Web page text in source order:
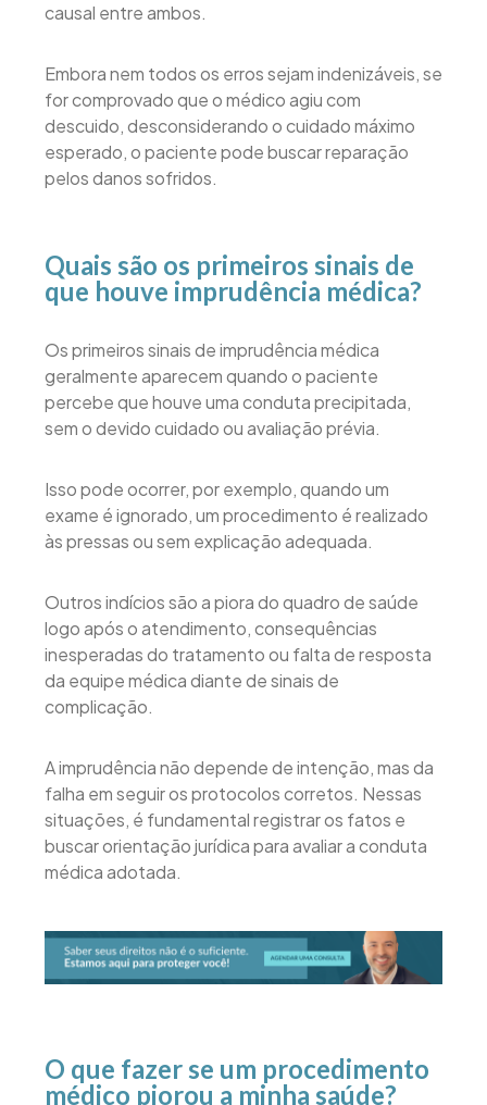
causal entre ambos.
Embora nem todos os erros sejam indenizáveis, se
for comprovado que o médico agiu com
descuido, desconsiderando o cuidado máximo
esperado, o paciente pode buscar reparação
pelos danos sofridos.
Quais são os primeiros sinais de
que houve imprudência médica?
Os primeiros sinais de imprudência médica
geralmente aparecem quando o paciente
percebe que houve uma conduta precipitada,
sem o devido cuidado ou avaliação prévia.
Isso pode ocorrer, por exemplo, quando um
exame é ignorado, um procedimento é realizado
às pressas ou sem explicação adequada.
Outros indícios são a piora do quadro de saúde
logo após o atendimento, consequências
inesperadas do tratamento ou falta de resposta
da equipe médica diante de sinais de
complicação.
A imprudência não depende de intenção, mas da
falha em seguir os protocolos corretos. Nessas
situações, é fundamental registrar os fatos e
buscar orientação jurídica para avaliar a conduta
médica adotada.
O que fazer se um procedimento
médico piorou a minha saúde?